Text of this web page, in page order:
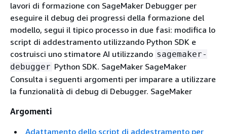
lavori di formazione con SageMaker Debugger per
eseguire il debug dei progressi della formazione del
modello, segui il tipico processo in due fasi: modifica lo
script di addestramento utilizzando Python SDK e
costruisci uno stimatore AI utilizzando sagemaker-
debugger Python SDK. SageMaker SageMaker
Consulta i seguenti argomenti per imparare a utilizzare
la funzionalità di debug di Debugger. SageMaker
Argomenti
Adattamento dello script di addestramento per